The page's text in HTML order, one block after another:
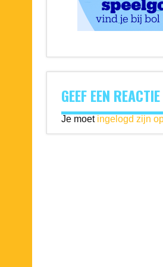
GEEF EEN REACTIE
Je moet ingelogd zijn